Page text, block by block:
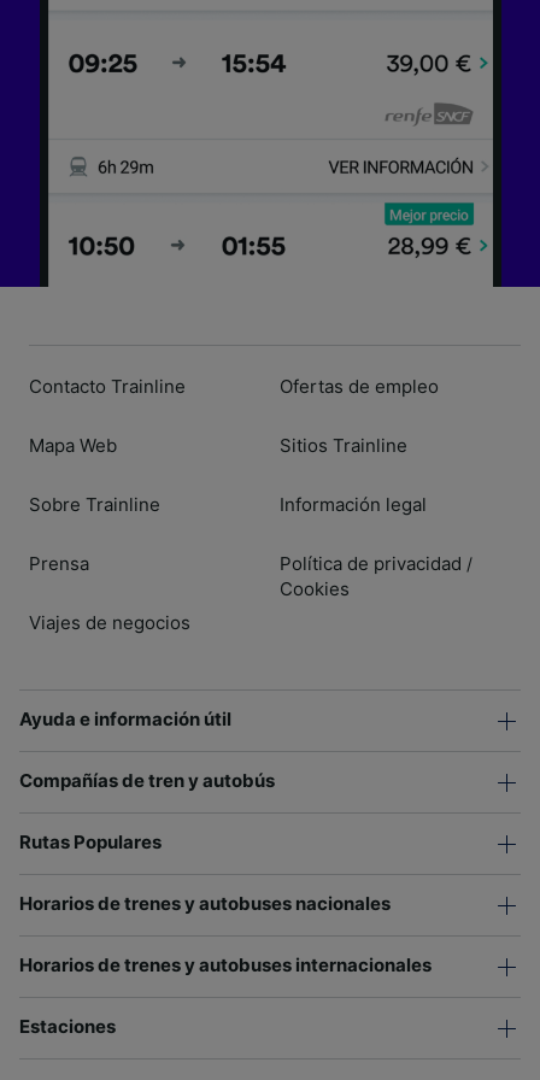
Contacto Trainline
Mapa Web
Sobre Trainline
Prensa
Viajes de negocios
Ofertas de empleo
Sitios Trainline
Información legal
Política de privacidad /
Cookies
Ayuda e información útil
Compañías de tren y autobús
Rutas Populares
Horarios de trenes y autobuses nacionales
Horarios de trenes y autobuses internacionales
Estaciones